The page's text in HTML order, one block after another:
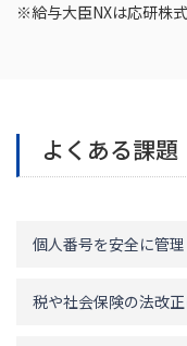
※給与大臣NXは応研株
よくある課題
個人番号を安全に管
税や社会保険の法改